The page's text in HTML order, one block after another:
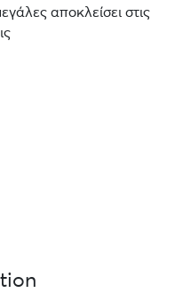
αποκλείσει στις